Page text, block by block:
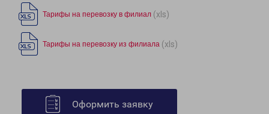
Тарифы на перевозку в филиал (xls)
Тарифы на перевозку из филиала (xls)
Оформить заявку